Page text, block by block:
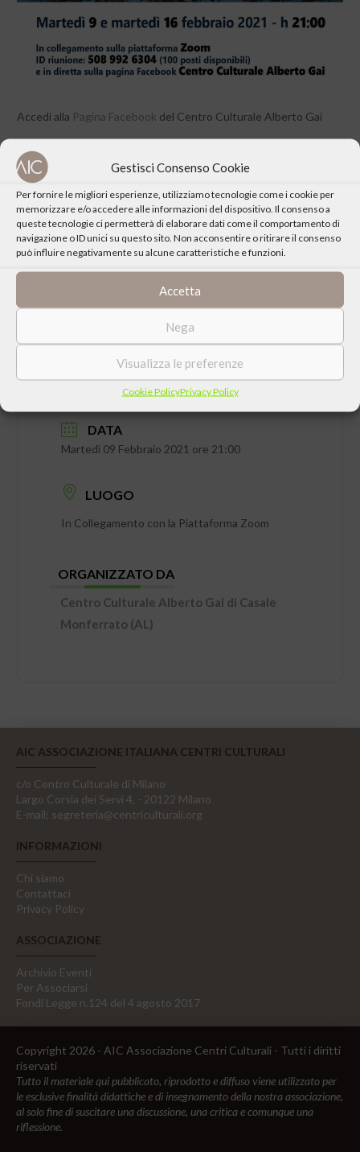
Gestisci Consenso Cookie
Per fornire le migliori esperienze, utilizziamo tecnologie come i cookie per
memorizzare e/o accedere alle informazioni del dispositivo. Il consenso a
queste tecnologie ci permetterà di elaborare dati come il comportamento di
navigazione o ID unici su questo sito. Non acconsentire o ritirare il consenso
può influire negativamente su alcune caratteristiche e funzioni.
Accetta
Nega
Visualizza le preferenze
Cookie PolicyPrivacy Policy
Accedi alla Pagina Facebook del Centro Culturale Alberto Gai
CONDIVIDI QUESTO EVENTO
DATA
Martedì 09 Febbraio 2021 ore 21:00
LUOGO
In Collegamento con la Piattaforma Zoom
ORGANIZZATO DA
Centro Culturale Alberto Gai di Casale
Monferrato (AL)
AIC ASSOCIAZIONE ITALIANA CENTRI CULTURALI
c/o Centro Culturale di Milano
Largo Corsia dei Servi 4, - 20122 Milano
E-mail: segreteria@centriculturali.org
INFORMAZIONI
Chi siamo
Contattaci
Privacy Policy
ASSOCIAZIONE
Archivio Eventi
Per Associarsi
Fondi Legge n.124 del 4 agosto 2017
Copyright 2026 - AIC Associazione Centri Culturali - Tutti i diritti
riservati
Tutto il materiale qui pubblicato, riprodotto e diffuso viene utilizzato per
le esclusive finalità didattiche e di insegnamento della nostra associazione,
al solo fine di suscitare una discussione, una critica e comunque una
riflessione.